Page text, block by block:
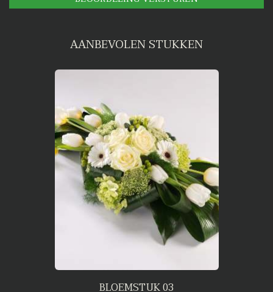
AANBEVOLEN STUKKEN
BLOEMSTUK 03